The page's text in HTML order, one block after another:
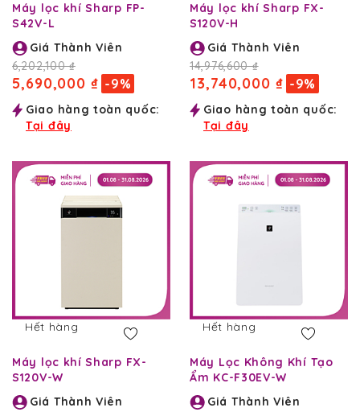
Máy lọc khí Sharp FP-
S42V-L
Giá Thành Viên
6,202,100 ₫
5,690,000 ₫ -9%
Giao hàng toàn quốc:
Tại đây
Máy lọc khí Sharp FX-
S120V-H
Giá Thành Viên
14,976,600 ₫
13,740,000 ₫ -9%
Giao hàng toàn quốc:
Tại đây
Hết hàng
Máy lọc khí Sharp FX-
S120V-W
Giá Thành Viên
Hết hàng
Máy Lọc Không Khí Tạo
Ẩm KC-F30EV-W
Giá Thành Viên